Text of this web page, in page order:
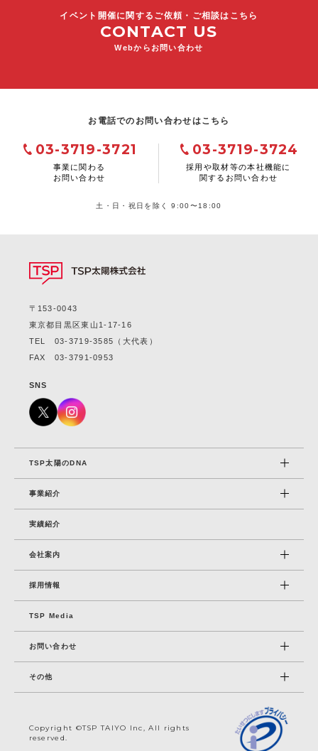
イベント開催に関するご依頼・ご相談はこちら
CONTACT US
Webからお問い合わせ
お電話でのお問い合わせはこちら
03-3719-3721
事業に関わる
お問い合わせ
03-3719-3724
採用や取材等の本社機能に
関するお問い合わせ
土・日・祝日を除く 9:00〜18:00
〒153-0043
東京都目黒区東山1-17-16
TEL 03-3719-3585
（大代表）
FAX 03-3791-0953
SNS
TSP太陽のDNA
事業紹介
実績紹介
会社案内
採⽤情報
TSP Media
お問い合わせ
その他
Copyright ©TSP TAIYO Inc, All rights
reserved.